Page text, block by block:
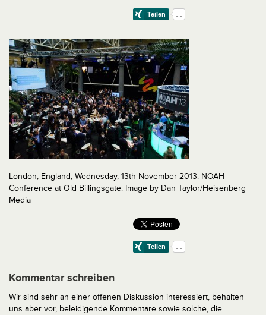
London, England, Wednesday, 13th November 2013. NOAH
Conference at Old Billingsgate. Image by Dan Taylor/Heisenberg
Media
Kommentar schreiben
Wir sind sehr an einer offenen Diskussion interessiert, behalten
uns aber vor, beleidigende Kommentare sowie solche, die